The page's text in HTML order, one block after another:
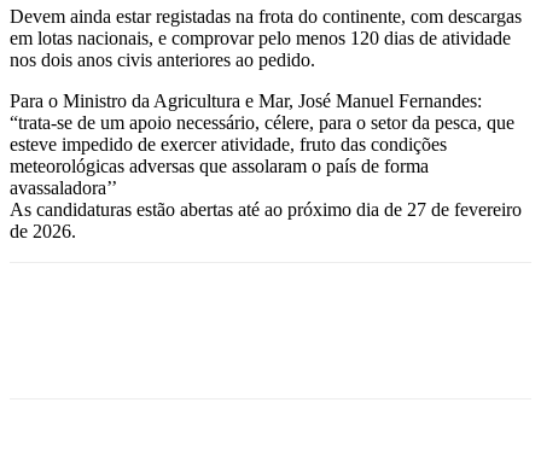
Devem ainda estar registadas na frota do continente, com descargas
em lotas nacionais, e comprovar pelo menos 120 dias de atividade
nos dois anos civis anteriores ao pedido.
Para o Ministro da Agricultura e Mar, José Manuel Fernandes:
“trata-se de um apoio necessário, célere, para o setor da pesca, que
esteve impedido de exercer atividade, fruto das condições
meteorológicas adversas que assolaram o país de forma
avassaladora’’
As candidaturas estão abertas até ao próximo dia de 27 de fevereiro
de 2026.